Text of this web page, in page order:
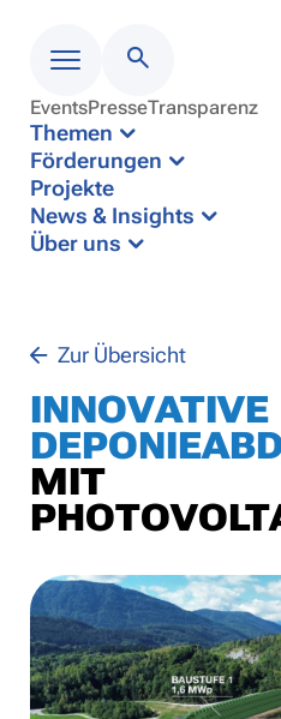
Menü
EventsPresseTransparenz
Themen
Förderungen
Projekte
News & Insights
Über uns
Zur Übersicht
INNOVATIVE
MIT